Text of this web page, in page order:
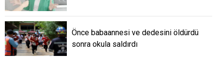
Önce babaannesi ve dedesini öldürdü
sonra okula saldırdı